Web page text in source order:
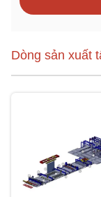
Dòng sản xuất